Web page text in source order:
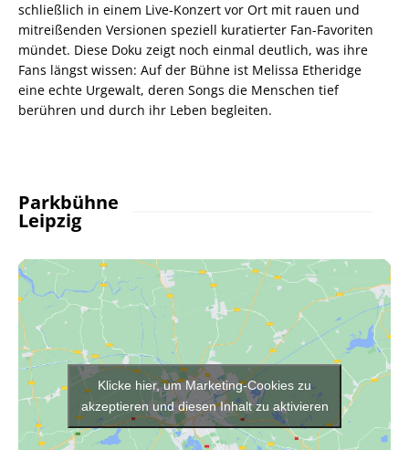
schließlich in einem Live-Konzert vor Ort mit rauen und
mitreißenden Versionen speziell kuratierter Fan-Favoriten
mündet. Diese Doku zeigt noch einmal deutlich, was ihre
Fans längst wissen: Auf der Bühne ist Melissa Etheridge
eine echte Urgewalt, deren Songs die Menschen tief
berühren und durch ihr Leben begleiten.
Parkbühne
Leipzig
Klicke hier, um Marketing-Cookies zu
akzeptieren und diesen Inhalt zu aktivieren